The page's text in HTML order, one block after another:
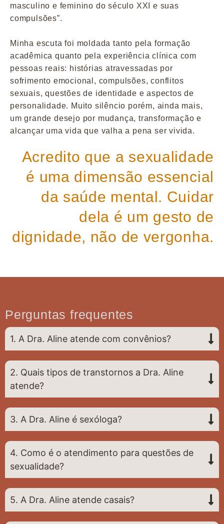
masculino e feminino do século XXI e suas
compulsões”.
Minha escuta foi moldada tanto pela formação
acadêmica quanto pela experiência clínica com
pessoas reais: histórias atravessadas por
sofrimento emocional, compulsões, conflitos
sexuais, questões de identidade e aspectos de
personalidade. Muito silêncio porém, ainda mais,
um grande desejo por mudança, transformação e
alcançar uma vida que valha a pena ser vivida.
Acredito que a sexualidade
é uma dimensão essencial
da saúde mental. Cuidar
dela é um gesto de
dignidade, não de vergonha.
Perguntas frequentes
1. A Dra. Aline atende com convênios?
2. Quais tipos de transtornos a Dra. Aline
atende?
3. A Dra. Aline é sexóloga?
4. Como é o atendimento para questões de
sexualidade?
5. A Dra. Aline atende casais?